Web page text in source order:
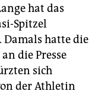
hat das
Spitzel
Damals hatte die
die Presse
sich
der Athletin